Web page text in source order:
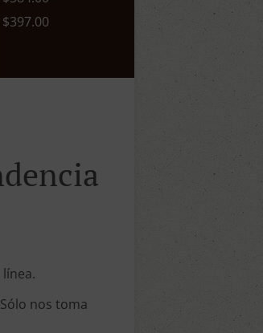
$397.00
nos toma